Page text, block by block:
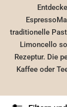
traditionelle
Limoncello
Rezeptur. Die
Kaffee oder